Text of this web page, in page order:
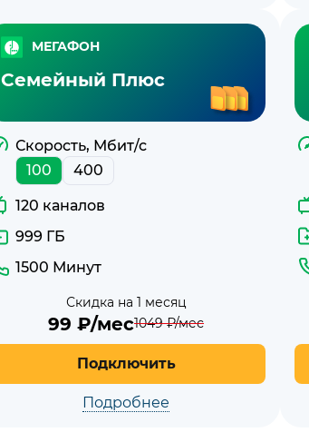
МЕГАФОН
Семейный Плюс
Скорость, Мбит/с
100
400
120 каналов
999 ГБ
1500 Минут
Скидка на 1 месяц
99 ₽/мес1049₽/мес
Подключить
Подробнее